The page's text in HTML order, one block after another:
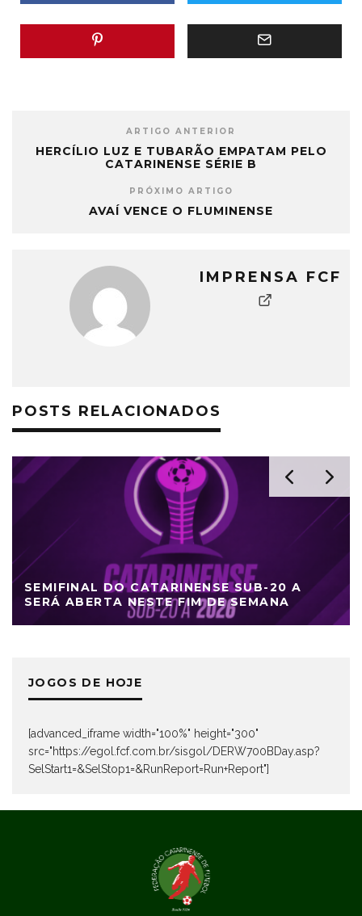
ARTIGO ANTERIOR
HERCÍLIO LUZ E TUBARÃO EMPATAM PELO
CATARINENSE SÉRIE B
PRÓXIMO ARTIGO
AVAÍ VENCE O FLUMINENSE
IMPRENSA FCF
POSTS RELACIONADOS
SEMIFINAL DO CATARINENSE SUB-20 A
SERÁ ABERTA NESTE FIM DE SEMANA
JOGOS DE HOJE
[advanced_iframe width="100%" height="300"
src="https://egol.fcf.com.br/sisgol/DERW700BDay.asp?
SelStart1=&SelStop1=&RunReport=Run+Report"]